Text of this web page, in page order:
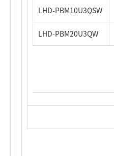
LHD-PBM10U3QSW
LHD-PBM20U3QW